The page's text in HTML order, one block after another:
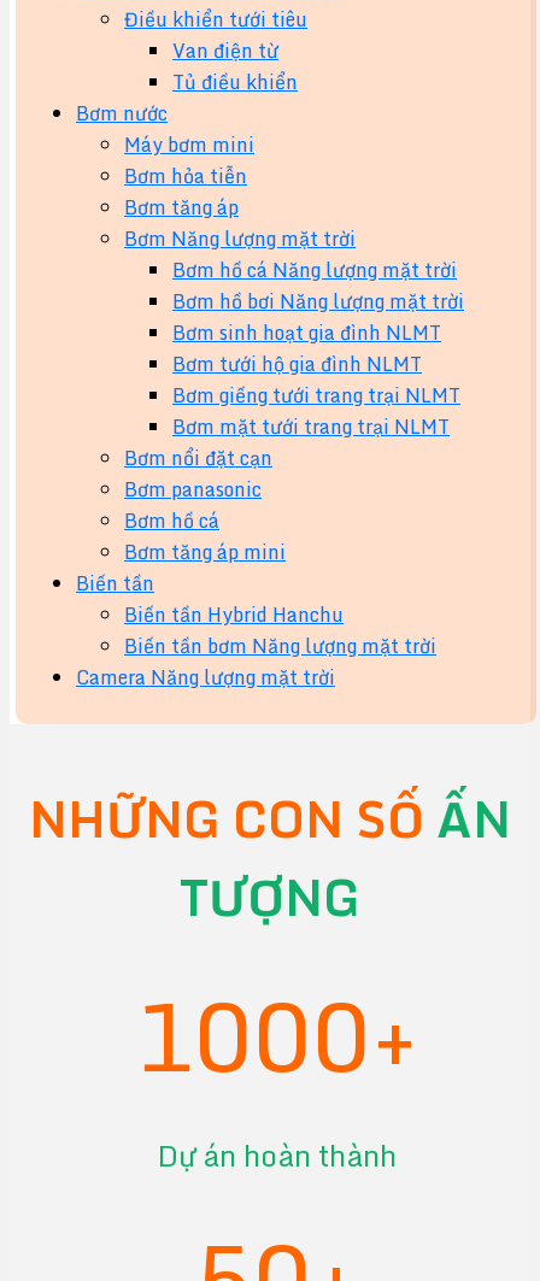
Điều khiển tưới tiêu
Van điện từ
Tủ điều khiển
Bơm nước
Máy bơm mini
Bơm hỏa tiễn
Bơm tăng áp
Bơm Năng lượng mặt trời
Bơm hồ cá Năng lượng mặt trời
Bơm hồ bơi Năng lượng mặt trời
Bơm sinh hoạt gia đình NLMT
Bơm tưới hộ gia đình NLMT
Bơm giếng tưới trang trại NLMT
Bơm mặt tưới trang trại NLMT
Bơm nổi đặt cạn
Bơm panasonic
Bơm hồ cá
Bơm tăng áp mini
Biến tần
Biến tần Hybrid Hanchu
Biến tần bơm Năng lượng mặt trời
Camera Năng lượng mặt trời
NHỮNG CON SỐ ẤN
TƯỢNG
1000+
Dự án hoàn thành